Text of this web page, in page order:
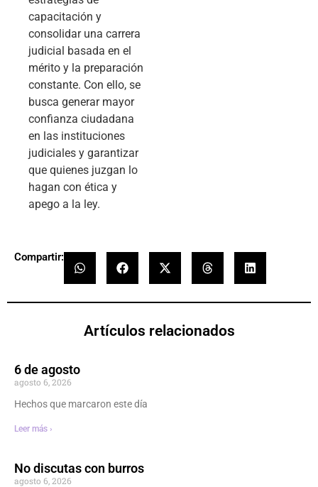
capacitación y
consolidar una carrera
judicial basada en el
mérito y la preparación
constante. Con ello, se
busca generar mayor
confianza ciudadana
en las instituciones
judiciales y garantizar
que quienes juzgan lo
hagan con ética y
apego a la ley.
Compartir:
Artículos relacionados
6 de agosto
agosto 6, 2026
Hechos que marcaron este día
Leer más ›
No discutas con burros
agosto 6, 2026